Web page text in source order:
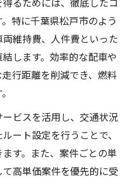
特に千葉県松戸市のよう
維持費、人件費といった
します。効率的な配車や
行距離を削減でき、燃料
ビスを活用し、交通状況
ート設定を行うことで、
す。また、案件ごとの単
高単価案件を優先的に受